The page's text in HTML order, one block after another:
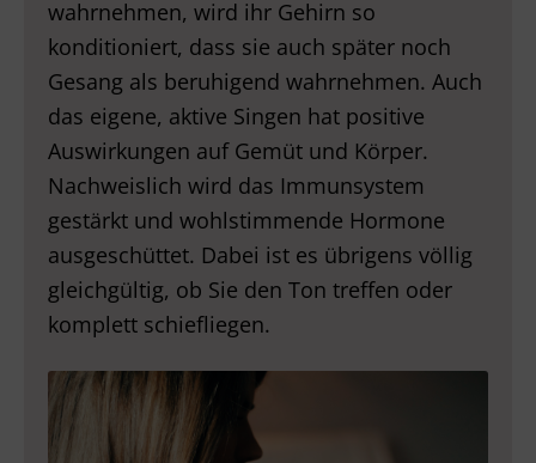
wahrnehmen, wird ihr Gehirn so
konditioniert, dass sie auch später noch
Gesang als beruhigend wahrnehmen. Auch
das eigene, aktive Singen hat positive
Auswirkungen auf Gemüt und Körper.
Nachweislich wird das Immunsystem
gestärkt und wohlstimmende Hormone
ausgeschüttet. Dabei ist es übrigens völlig
gleichgültig, ob Sie den Ton treffen oder
komplett schiefliegen.